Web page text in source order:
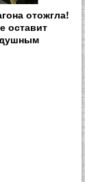
отожгла!
оставит